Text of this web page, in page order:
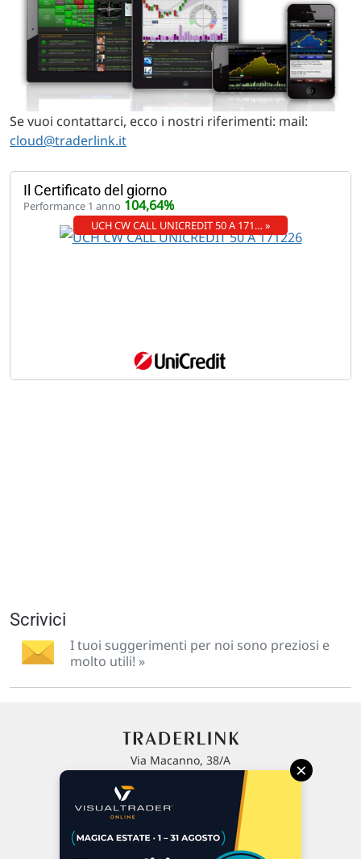
Se vuoi contattarci, ecco i nostri riferimenti: mail:
cloud@traderlink.it
Il Certificato del giorno
Performance 1 anno 104,64%
UCH CW CALL UNICREDIT 50 A 171… »
Scrivici
I tuoi suggerimenti per noi sono preziosi e
molto utili! »
Via Macanno, 38/A
P.IVA 02 452 460 401
Chi siamo
×